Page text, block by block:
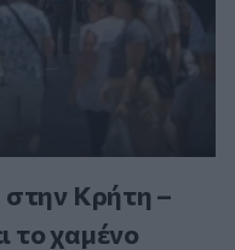
στην Κρήτη –
το χαμένο